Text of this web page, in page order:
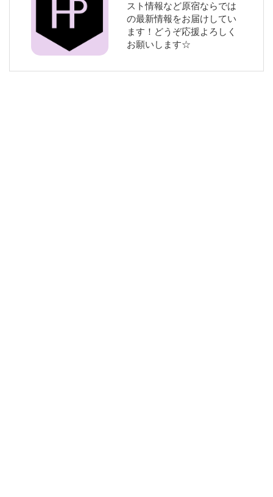
スト情報など原宿ならでは
の最新情報をお届けしてい
ます！どうぞ応援よろしく
お願いします☆